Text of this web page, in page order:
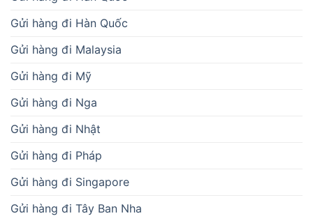
Gửi hàng đi Hàn Quốc
Gửi hàng đi Malaysia
Gửi hàng đi Mỹ
Gửi hàng đi Nga
Gửi hàng đi Nhật
Gửi hàng đi Pháp
Gửi hàng đi Singapore
Gửi hàng đi Tây Ban Nha